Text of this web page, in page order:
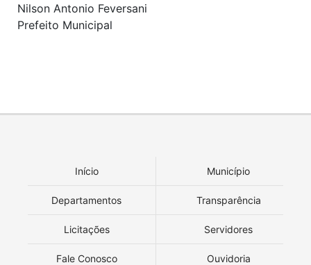
Nilson Antonio Feversani
Prefeito Municipal
Início Município
Departamentos Transparência
Licitações Servidores
Fale Conosco Ouvidoria